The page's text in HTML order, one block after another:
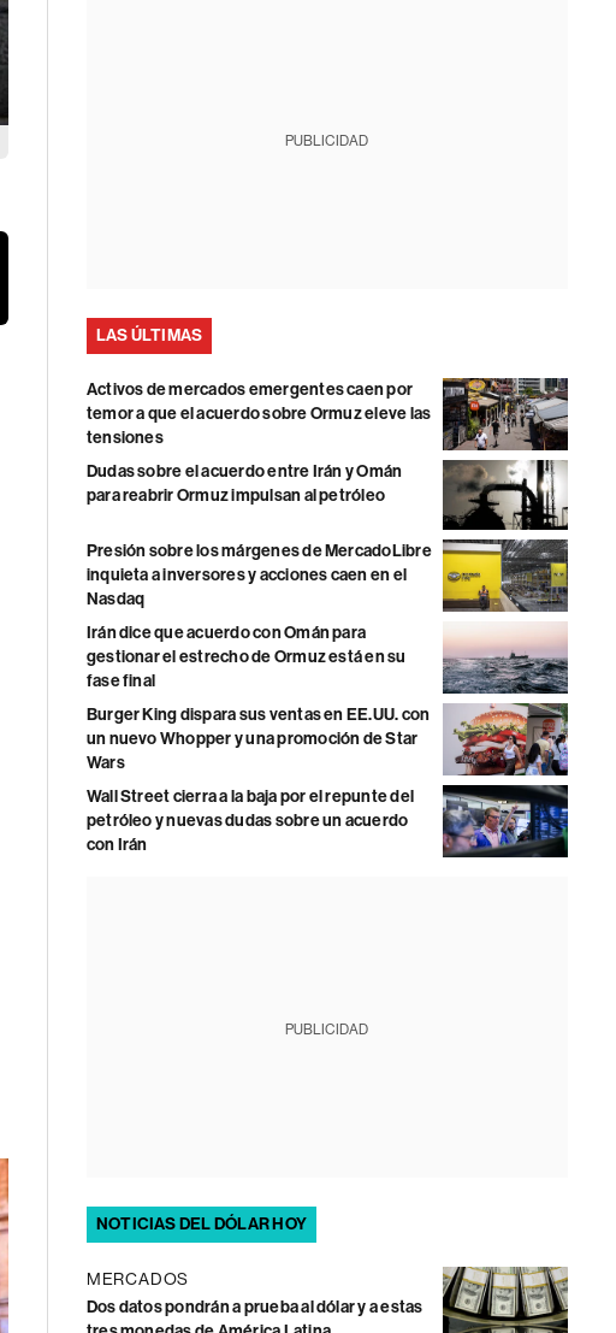
PUBLICIDAD
LAS ÚLTIMAS
Activos de mercados emergentes caen por
temor a que el acuerdo sobre Ormuz eleve las
tensiones
Dudas sobre el acuerdo entre Irán y Omán
para reabrir Ormuz impulsan al petróleo
Presión sobre los márgenes de MercadoLibre
inquieta a inversores y acciones caen en el
Nasdaq
Irán dice que acuerdo con Omán para
gestionar el estrecho de Ormuz está en su
fase final
Burger King dispara sus ventas en EE.UU. con
un nuevo Whopper y una promoción de Star
Wars
Wall Street cierra a la baja por el repunte del
petróleo y nuevas dudas sobre un acuerdo
con Irán
PUBLICIDAD
NOTICIAS DEL DÓLAR HOY
MERCADOS
Dos datos pondrán a prueba al dólar y a estas